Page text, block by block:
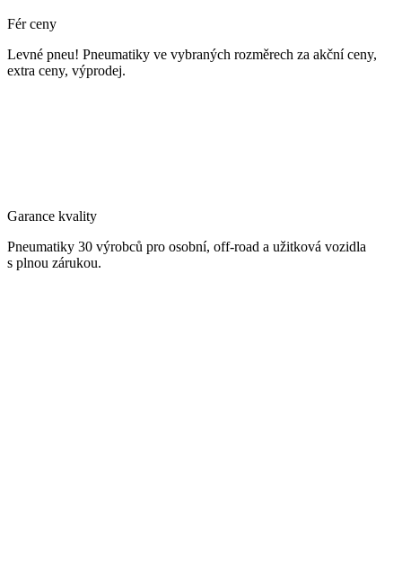
Fér ceny
Levné pneu! Pneumatiky ve vybraných rozměrech za akční ceny,
extra ceny, výprodej.
Garance kvality
Pneumatiky 30 výrobců pro osobní, off-road a užitková vozidla
s plnou zárukou.